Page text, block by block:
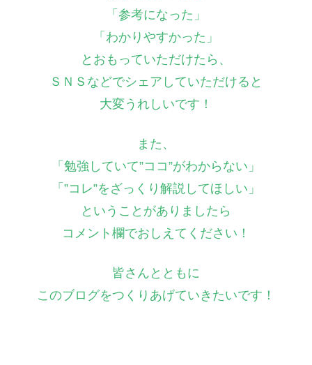
「参考になった」
「わかりやすかった」
とおもっていただけたら、
ＳＮＳなどでシェアしていただけると
大変うれしいです！
また、
「勉強していて”ココ”がわからない」
「”コレ”をざっくり解説してほしい」
ということがありましたら
コメント欄でおしえてください！
皆さんとともに
このブログをつくりあげていきたいです！